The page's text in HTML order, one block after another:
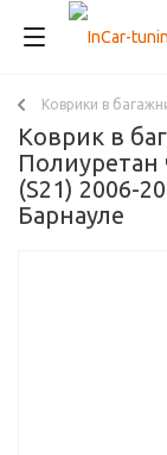
Коврики в
Коврик в
Полиуретан
(S21) 2006-
Барнауле